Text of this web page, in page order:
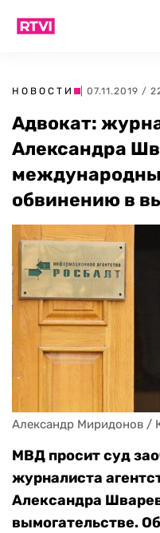
НОВОСТИ | 07.11.2019 /
Адвокат:
Александра
обвинению в
Александр Миридонов /
МВД просит суд
журналиста
Александра
вымогательстве.